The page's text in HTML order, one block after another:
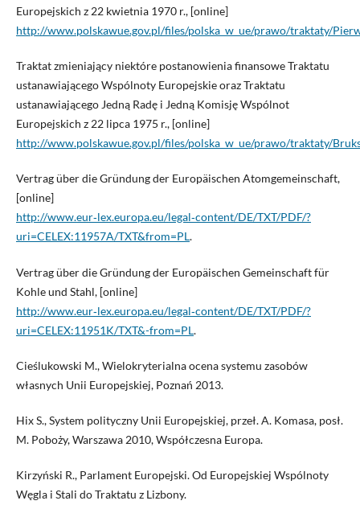
Europejskich z 22 kwietnia 1970 r., [online]
http://www.polskawue.gov.pl/files/polska_w_ue/prawo/traktaty/
Traktat zmieniający niektóre postanowienia finansowe Traktatu
ustanawiającego Wspólnoty Europejskie oraz Traktatu
ustanawiającego Jedną Radę i Jedną Komisję Wspólnot
Europejskich z 22 lipca 1975 r., [online]
http://www.polskawue.gov.pl/files/polska_w_ue/prawo/traktaty/
Vertrag über die Gründung der Europäischen Atomgemeinschaft,
[online]
http://www.eur‑lex.europa.eu/legal‑content/DE/TXT/PDF/?
uri=CELEX:11957A/TXT&from=PL.
Vertrag über die Gründung der Europäischen Gemeinschaft für
Kohle und Stahl, [online]
http://www.eur‑lex.europa.eu/legal‑content/DE/TXT/PDF/?
uri=CELEX:11951K/TXT&-from=PL.
Cieślukowski M., Wielokryterialna ocena systemu zasobów
własnych Unii Europejskiej, Poznań 2013.
Hix S., System polityczny Unii Europejskiej, przeł. A. Komasa, posł.
M. Poboży, Warszawa 2010, Współczesna Europa.
Kirzyński R., Parlament Europejski. Od Europejskiej Wspólnoty
Węgla i Stali do Traktatu z Lizbony.